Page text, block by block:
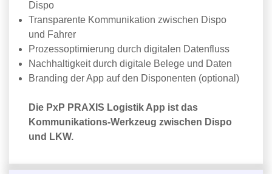
Dispo
Transparente Kommunikation zwischen Dispo
und Fahrer
Prozessoptimierung durch digitalen Datenfluss
Nachhaltigkeit durch digitale Belege und Daten
Branding der App auf den Disponenten (optional)
Die PxP PRAXIS Logistik App ist das
Kommunikations-Werkzeug zwischen Dispo
und LKW.